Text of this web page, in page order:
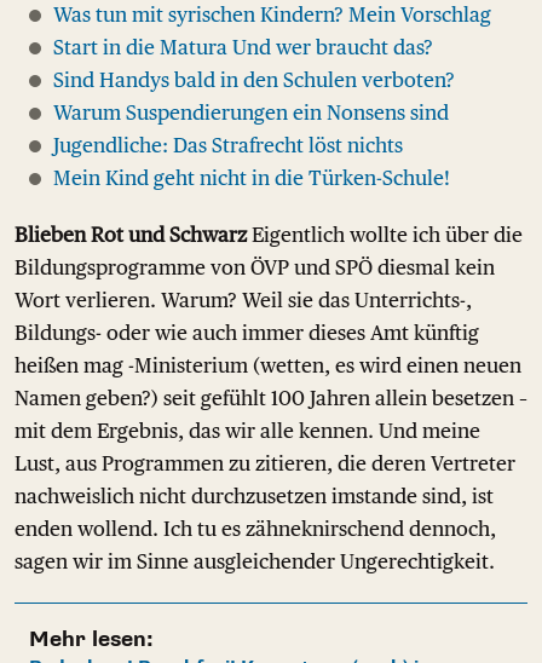
Was tun mit syrischen Kindern? Mein Vorschlag
Start in die Matura Und wer braucht das?
Sind Handys bald in den Schulen verboten?
Warum Suspendierungen ein Nonsens sind
Jugendliche: Das Strafrecht löst nichts
Mein Kind geht nicht in die Türken-Schule!
Blieben Rot und SchwarzEigentlich wollte ich über die
Bildungsprogramme von ÖVP und SPÖ diesmal kein
Wort verlieren. Warum? Weil sie das Unterrichts-,
Bildungs- oder wie auch immer dieses Amt künftig
heißen mag -Ministerium (wetten, es wird einen neuen
Namen geben?) seit gefühlt 100 Jahren allein besetzen –
mit dem Ergebnis, das wir alle kennen. Und meine
Lust, aus Programmen zu zitieren, die deren Vertreter
nachweislich nicht durchzusetzen imstande sind, ist
enden wollend. Ich tu es zähneknirschend dennoch,
sagen wir im Sinne ausgleichender Ungerechtigkeit.
Mehr lesen: